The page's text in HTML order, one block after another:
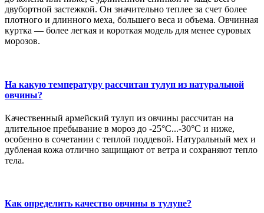
двубортной застежкой. Он значительно теплее за счет более
плотного и длинного меха, большего веса и объема. Овчинная
куртка — более легкая и короткая модель для менее суровых
морозов.
На какую температуру рассчитан тулуп из натуральной
овчины?
Качественный армейский тулуп из овчины рассчитан на
длительное пребывание в мороз до -25°C...-30°C и ниже,
особенно в сочетании с теплой поддевой. Натуральный мех и
дубленая кожа отлично защищают от ветра и сохраняют тепло
тела.
Как определить качество овчины в тулупе?